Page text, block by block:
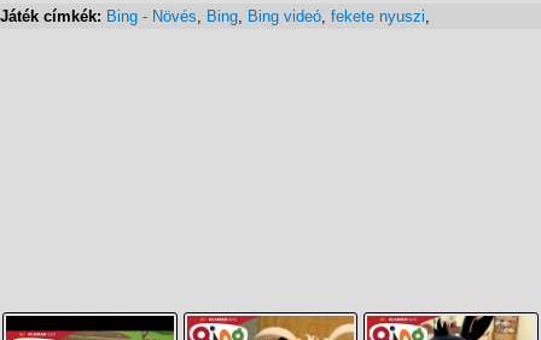
Játék címkék: Bing - Növés, Bing, Bing videó, fekete nyuszi,